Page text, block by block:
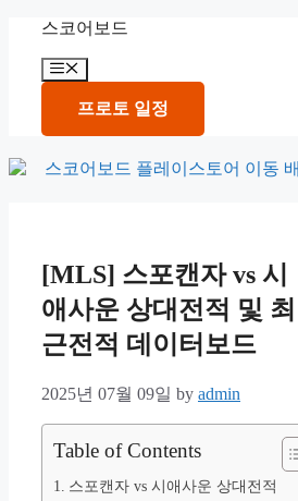
content
스코어보드
Menu
프로토 일정
[MLS] 스포캔자 vs 시
애사운 상대전적 및 최
근전적 데이터보드
2025년 07월 09일 by admin
Table of Contents
스포캔자 vs 시애사운 상대전적